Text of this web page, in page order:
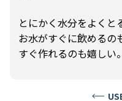
とにかく水分をよく
お水がすぐに飲めるの
すぐ作れるのも嬉しい